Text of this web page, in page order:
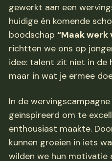
gewerkt aan een
huidige én komende
boodschap “Maak werk
richtten we ons op
idee: talent zit niet in de
maar in wat je ermee
In de
geïnspireerd om te
enthousiast maakte.
kunnen groeien in iets
wilden we hun motivatie